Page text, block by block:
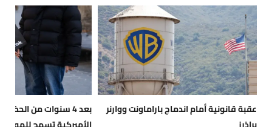
عقبة قانونية أمام اندماج باراماونت ووارنر
بعد 4 سنوات من